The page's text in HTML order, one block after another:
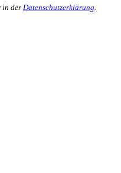
in der Datenschutzerklärung